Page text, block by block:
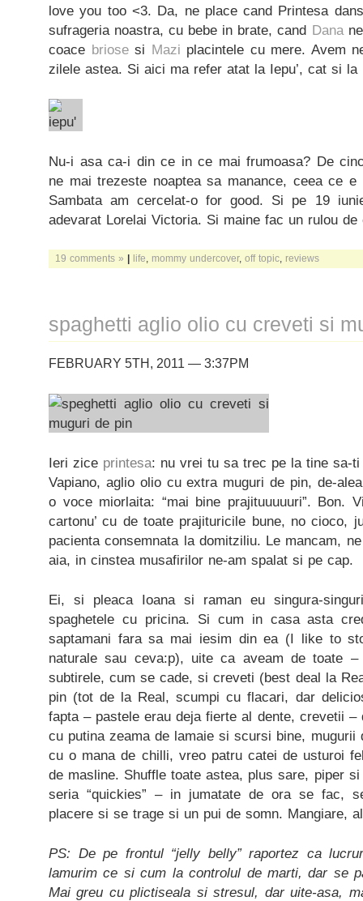
love you too <3. Da, ne place cand Printesa
sufrageria noastra, cu bebe in brate, cand Danane
coace briosesi Mazi placintele cu mere. Avem
zilele astea. Si aici ma refer atat la Iepu’, cat si la
Nu-i asa ca-i din ce in ce mai frumoasa? De
ne mai trezeste noaptea sa manance, ceea ce
Sambata am cercelat-o for good. Si pe 19
adevarat Lorelai Victoria. Si maine fac un rulou
19 comments » | life mommy undercover, off topic reviews
spaghetti aglio olio cu creveti si
FEBRUARY 5TH, 2011 — 3:37PM
Ieri zice printesa: nu vrei tu sa trec pe la tine sa-
Vapiano, aglio olio cu extra muguri de pin, de-
o voce miorlaita: “mai bine prajituuuuuri”. Bon.
cartonu’ cu de toate prajituricile bune, no cioco,
pacienta consemnata la domitziliu. Le mancam,
aia, in cinstea musafirilor ne-am spalat si pe cap.
Ei, si pleaca Ioana si raman eu singura-
spaghetele cu pricina. Si cum in casa asta
saptamani fara sa mai iesim din ea (I like to
naturale sau ceva:p), uite ca aveam de toate
subtirele, cum se cade, si creveti (best deal la
pin (tot de la Real, scumpi cu flacari, dar
fapta – pastele erau deja fierte al dente, crevetii –
cu putina zeama de lamaie si scursi bine,
cu o mana de chilli, vreo patru catei de usturoi
de masline. Shuffle toate astea, plus sare, piper
seria “quickies” – in jumatate de ora se fac,
placere si se trage si un pui de somn. Mangiare,
PS: De pe frontul “jelly belly” raportez ca
lamurim ce si cum la controlul de marti, dar se
Mai greu cu plictiseala si stresul, dar uite-asa,